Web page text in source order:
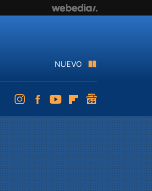
NUEVO
InstagramFacebookYoutubeFlipboard